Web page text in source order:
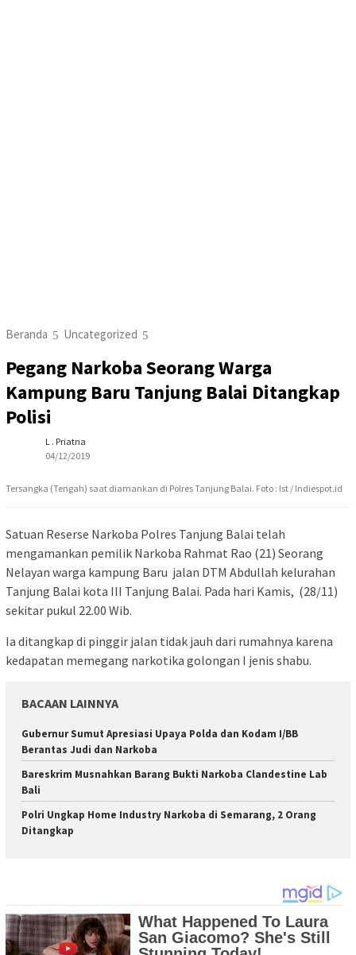
Beranda Uncategorized
Pegang Narkoba Seorang Warga
Kampung Baru Tanjung Balai Ditangkap
Polisi
L . Priatna
04/12/2019
Tersangka (Tengah) saat diamankan di Polres Tanjung Balai. Foto : Ist / Indiespot.id
Satuan Reserse Narkoba Polres Tanjung Balai telah
mengamankan pemilik Narkoba Rahmat Rao (21) Seorang
Nelayan warga kampung Baru jalan DTM Abdullah kelurahan
Tanjung Balai kota III Tanjung Balai. Pada hari Kamis, (28/11)
sekitar pukul 22.00 Wib.
Ia ditangkap di pinggir jalan tidak jauh dari rumahnya karena
kedapatan memegang narkotika golongan I jenis shabu.
BACAAN LAINNYA
Gubernur Sumut Apresiasi Upaya Polda dan Kodam I/BB
Berantas Judi dan Narkoba
Bareskrim Musnahkan Barang Bukti Narkoba Clandestine Lab
Bali
Polri Ungkap Home Industry Narkoba di Semarang, 2 Orang
Ditangkap